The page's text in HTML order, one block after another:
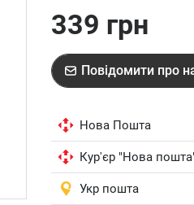
339 грн
Повідомити про
Нова Пошта
Кур'єр "Нова
Укр пошта